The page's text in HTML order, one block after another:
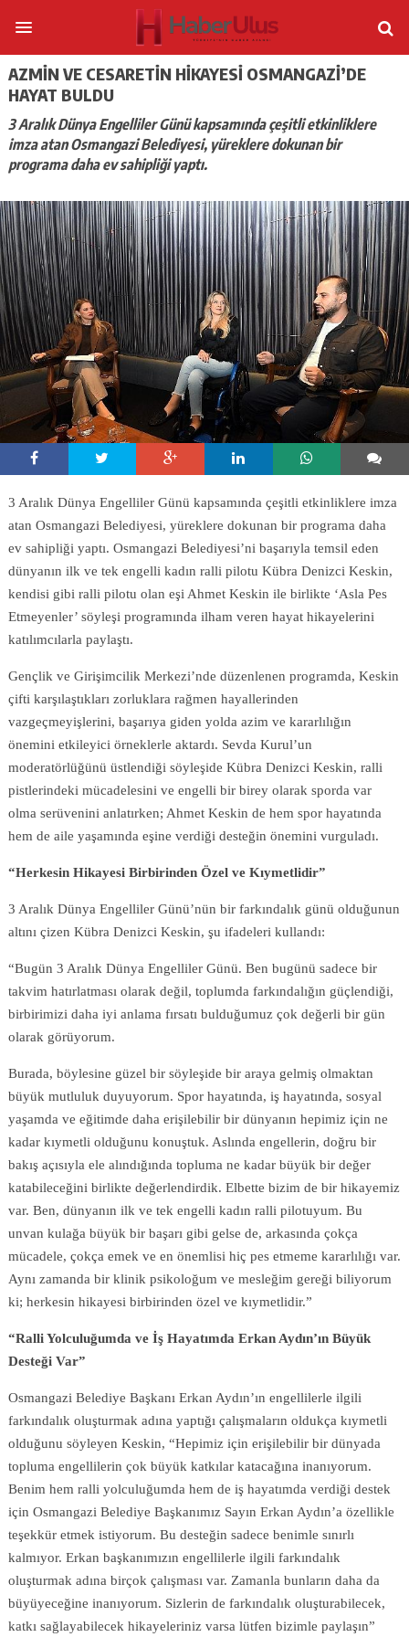
AZMIN VE CESARETIN HIKAYESI OSMANGAZI’DE
HAYAT BULDU
3 Aralık Dünya Engelliler Günü kapsamında çeşitli etkinliklere
imza atan Osmangazi Belediyesi, yüreklere dokunan bir
programa daha ev sahipliği yaptı.
3 Aralık Dünya Engelliler Günü kapsamında çeşitli etkinliklere imza
atan Osmangazi Belediyesi, yüreklere dokunan bir programa daha
ev sahipliği yaptı. Osmangazi Belediyesi’ni başarıyla temsil eden
dünyanın ilk ve tek engelli kadın ralli pilotu Kübra Denizci Keskin,
kendisi gibi ralli pilotu olan eşi Ahmet Keskin ile birlikte ‘Asla Pes
Etmeyenler’ söyleşi programında ilham veren hayat hikayelerini
katılımcılarla paylaştı.
Gençlik ve Girişimcilik Merkezi’nde düzenlenen programda, Keskin
çifti karşılaştıkları zorluklara rağmen hayallerinden
vazgeçmeyişlerini, başarıya giden yolda azim ve kararlılığın
önemini etkileyici örneklerle aktardı. Sevda Kurul’un
moderatörlüğünü üstlendiği söyleşide Kübra Denizci Keskin, ralli
pistlerindeki mücadelesini ve engelli bir birey olarak sporda var
olma serüvenini anlatırken; Ahmet Keskin de hem spor hayatında
hem de aile yaşamında eşine verdiği desteğin önemini vurguladı.
“Herkesin Hikayesi Birbirinden Özel ve Kıymetlidir”
3 Aralık Dünya Engelliler Günü’nün bir farkındalık günü olduğunun
altını çizen Kübra Denizci Keskin, şu ifadeleri kullandı:
“Bugün 3 Aralık Dünya Engelliler Günü. Ben bugünü sadece bir
takvim hatırlatması olarak değil, toplumda farkındalığın güçlendiği,
birbirimizi daha iyi anlama fırsatı bulduğumuz çok değerli bir gün
olarak görüyorum.
Burada, böylesine güzel bir söyleşide bir araya gelmiş olmaktan
büyük mutluluk duyuyorum. Spor hayatında, iş hayatında, sosyal
yaşamda ve eğitimde daha erişilebilir bir dünyanın hepimiz için ne
kadar kıymetli olduğunu konuştuk. Aslında engellerin, doğru bir
bakış açısıyla ele alındığında topluma ne kadar büyük bir değer
katabileceğini birlikte değerlendirdik. Elbette bizim de bir hikayemiz
var. Ben, dünyanın ilk ve tek engelli kadın ralli pilotuyum. Bu
unvan kulağa büyük bir başarı gibi gelse de, arkasında çokça
mücadele, çokça emek ve en önemlisi hiç pes etmeme kararlılığı var.
Aynı zamanda bir klinik psikoloğum ve mesleğim gereği biliyorum
ki; herkesin hikayesi birbirinden özel ve kıymetlidir.”
“Ralli Yolculuğumda ve İş Hayatımda Erkan Aydın’ın Büyük
Desteği Var”
Osmangazi Belediye Başkanı Erkan Aydın’ın engellilerle ilgili
farkındalık oluşturmak adına yaptığı çalışmaların oldukça kıymetli
olduğunu söyleyen Keskin, “Hepimiz için erişilebilir bir dünyada
topluma engellilerin çok büyük katkılar katacağına inanıyorum.
Benim hem ralli yolculuğumda hem de iş hayatımda verdiği destek
için Osmangazi Belediye Başkanımız Sayın Erkan Aydın’a özellikle
teşekkür etmek istiyorum. Bu desteğin sadece benimle sınırlı
kalmıyor. Erkan başkanımızın engellilerle ilgili farkındalık
oluşturmak adına birçok çalışması var. Zamanla bunların daha da
büyüyeceğine inanıyorum. Sizlerin de farkındalık oluşturabilecek,
katkı sağlayabilecek hikayeleriniz varsa lütfen bizimle paylaşın”